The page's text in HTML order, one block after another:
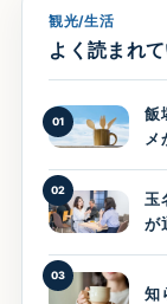
観光/生活
よく読まれ
01
飯
メ
02
玉
が
03
知